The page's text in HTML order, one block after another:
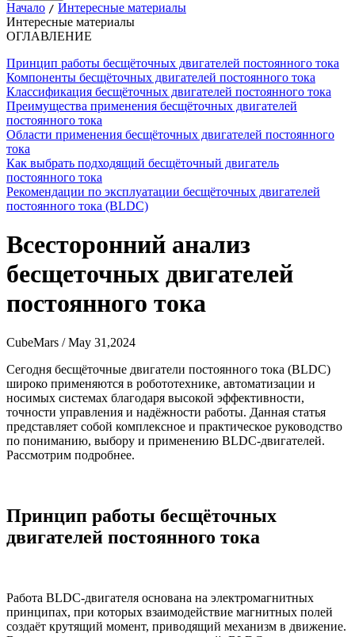
Начало / Интересные материалы
Интересные материалы
ОГЛАВЛЕНИЕ
Принцип работы бесщёточных двигателей постоянного тока
Компоненты бесщёточных двигателей постоянного тока
Классификация бесщёточных двигателей постоянного тока
Преимущества применения бесщёточных двигателей
постоянного тока
Области применения бесщёточных двигателей постоянного
тока
Как выбрать подходящий бесщёточный двигатель
постоянного тока
Рекомендации по эксплуатации бесщёточных двигателей
постоянного тока (BLDC)
Всесторонний анализ
бесщеточных двигателей
постоянного тока
CubeMars / May 31,2024
Сегодня бесщёточные двигатели постоянного тока (BLDC)
широко применяются в робототехнике, автоматизации и
носимых системах благодаря высокой эффективности,
точности управления и надёжности работы. Данная статья
представляет собой комплексное и практическое руководство
по пониманию, выбору и применению BLDC-двигателей.
Рассмотрим подробнее.
Принцип работы бесщёточных
двигателей постоянного тока
Работа BLDC-двигателя основана на электромагнитных
принципах, при которых взаимодействие магнитных полей
создаёт крутящий момент, приводящий механизм в движение.